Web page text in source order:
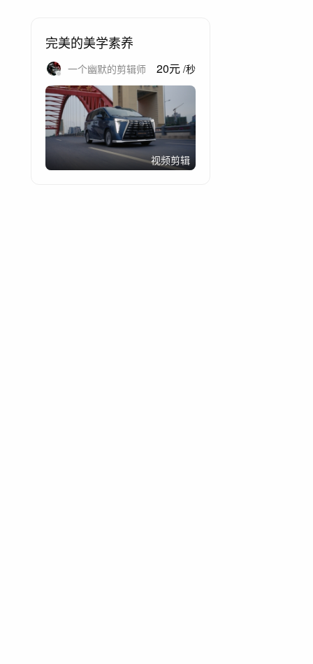
完美的美学素养
一个幽默的剪辑师 20元 /秒
视频剪辑